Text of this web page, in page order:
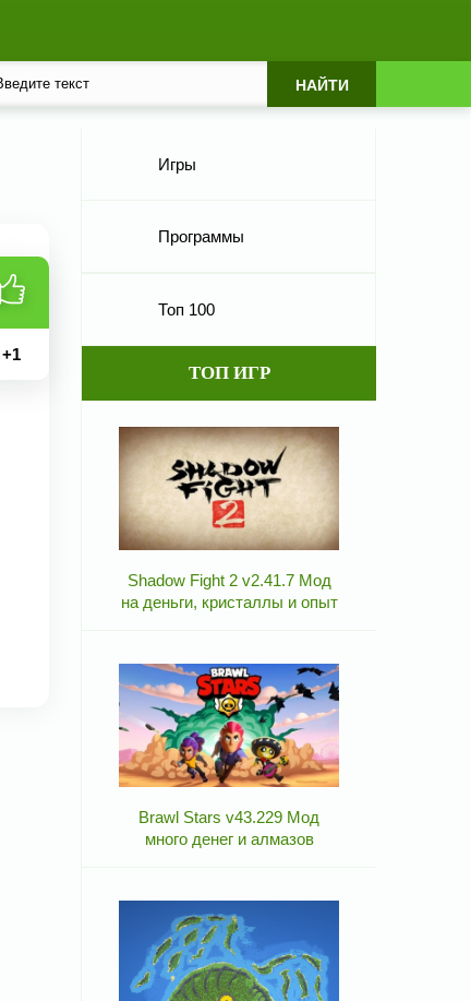
+1
Игры
Программы
Топ 100
ТОП ИГР
Shadow Fight 2 v2.41.7 Мод
на деньги, кристаллы и опыт
Brawl Stars v43.229 Мод
много денег и алмазов